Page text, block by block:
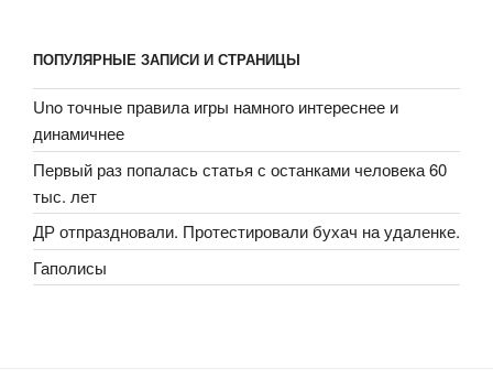
ПОПУЛЯРНЫЕ ЗАПИСИ И СТРАНИЦЫ
Uno точные правила игры намного интереснее и
динамичнее
Первый раз попалась статья с останками человека 60
тыс. лет
ДР отпраздновали. Протестировали бухач на удаленке.
Гаполисы